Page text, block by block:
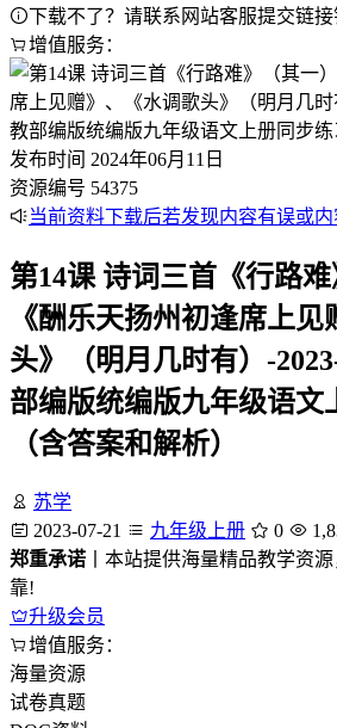
下载不了？请联系网站客服提交链接
增值服务：
发布时间 2024年06月11日
资源编号 54375
当前资料下载后若发现内容有误或内
第14课 诗词三首《行路难
《酬乐天扬州初逢席上
头》（明月几时有）-
部编版统编版九年级语文
（含答案和解析）
苏学
2023-07-21
九年级上册 0
郑重承诺 丨本站提供海量精品教学资
靠!
升级会员
增值服务：
海量资源
试卷真题